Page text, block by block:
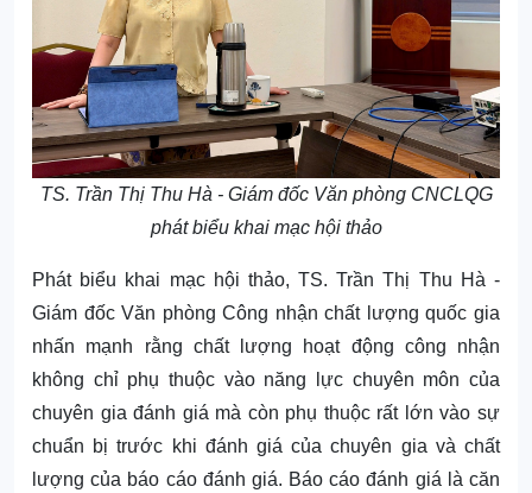
TS. Trần Thị Thu Hà - Giám đốc Văn phòng CNCLQG
phát biểu khai mạc hội thảo
Phát biểu khai mạc hội thảo, TS. Trần Thị Thu Hà -
Giám đốc Văn phòng Công nhận chất lượng quốc gia
nhấn mạnh rằng chất lượng hoạt động công nhận
không chỉ phụ thuộc vào năng lực chuyên môn của
chuyên gia đánh giá mà còn phụ thuộc rất lớn vào sự
chuẩn bị trước khi đánh giá của chuyên gia và chất
lượng của báo cáo đánh giá. Báo cáo đánh giá là căn